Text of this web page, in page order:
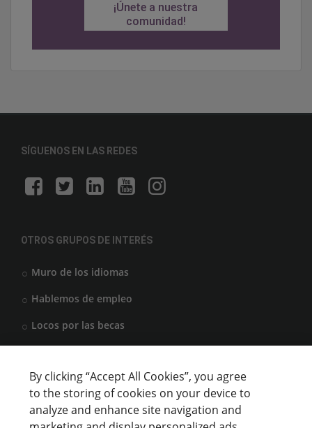
¡Únete a nuestra
comunidad!
SÍGUENOS EN LAS REDES
OTROS GRUPOS DE INTERÉS
Muro de los idiomas
Hablemos de empleo
Locos por las becas
CENTROS DE FORMACIÓN
Anunciar cursos
By clicking “Accept All Cookies”, you agree
to the storing of cookies on your device to
analyze and enhance site navigation and